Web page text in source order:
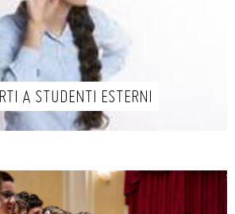
A STUDENTI ESTERNI